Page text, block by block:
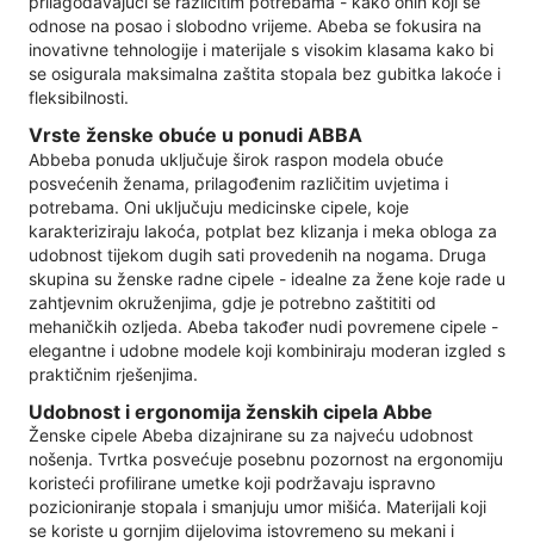
odnose na posao i slobodno vrijeme. Abeba se fokusira na
inovativne tehnologije i materijale s visokim klasama kako bi
se osigurala maksimalna zaštita stopala bez gubitka lakoće i
fleksibilnosti.
Vrste ženske obuće u ponudi ABBA
Abbeba ponuda uključuje širok raspon modela obuće
posvećenih ženama, prilagođenim različitim uvjetima i
potrebama. Oni uključuju medicinske cipele, koje
karakteriziraju lakoća, potplat bez klizanja i meka obloga za
udobnost tijekom dugih sati provedenih na nogama. Druga
skupina su ženske radne cipele - idealne za žene koje rade u
zahtjevnim okruženjima, gdje je potrebno zaštititi od
mehaničkih ozljeda. Abeba također nudi povremene cipele -
elegantne i udobne modele koji kombiniraju moderan izgled s
praktičnim rješenjima.
Udobnost i ergonomija ženskih cipela Abbe
Ženske cipele Abeba dizajnirane su za najveću udobnost
nošenja. Tvrtka posvećuje posebnu pozornost na ergonomiju
koristeći profilirane umetke koji podržavaju ispravno
pozicioniranje stopala i smanjuju umor mišića. Materijali koji
se koriste u gornjim dijelovima istovremeno su mekani i